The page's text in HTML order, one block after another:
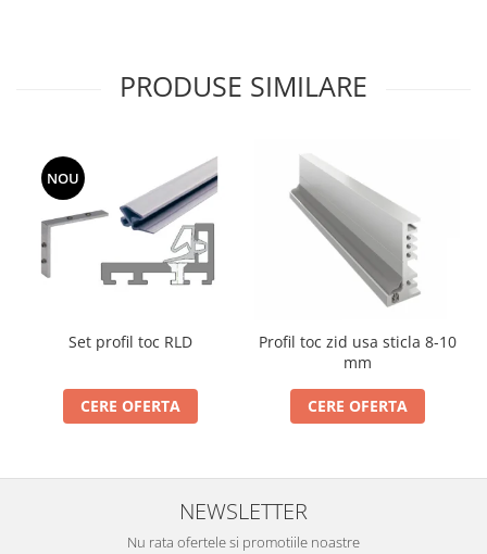
PRODUSE SIMILARE
NOU
Set profil toc RLD
CERE OFERTA
Profil toc zid usa sticla 8-10
mm
CERE OFERTA
NEWSLETTER
Nu rata ofertele si promotiile noastre